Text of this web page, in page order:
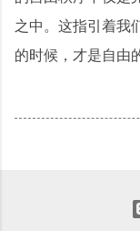
之中。这指引着我
的时候，才是自由